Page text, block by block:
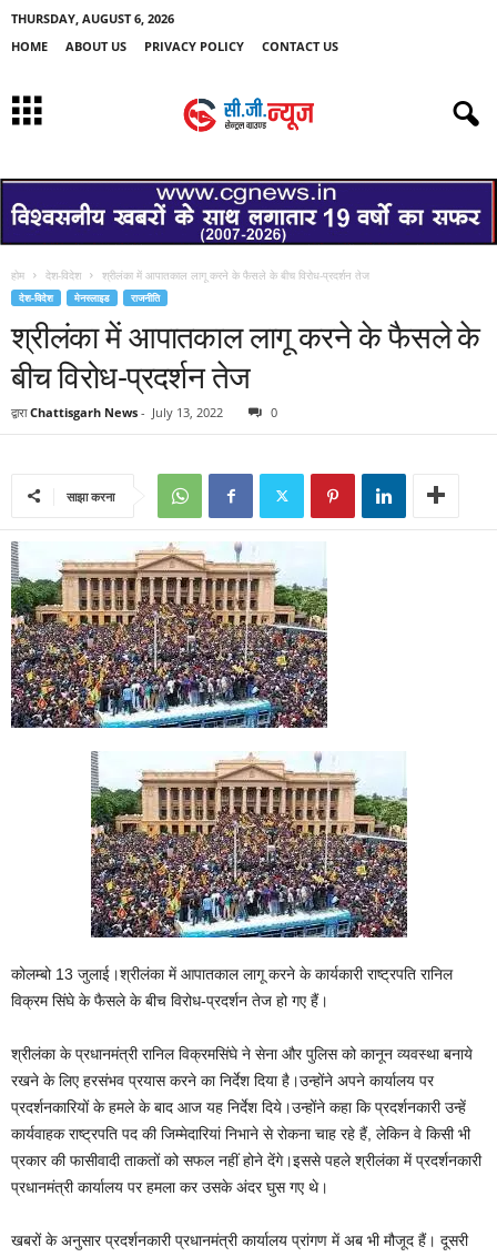
THURSDAY, AUGUST 6, 2026
HOME
ABOUT US PRIVACY POLICY CONTACT US
होम देश-विदेश श्रीलंका में आपातकाल लागू करने के फैसले के बीच विरोध-प्रदर्शन तेज
देश-विदेश मेनस्लाइड राजनीति
श्रीलंका में आपातकाल लागू करने के फैसले के
बीच विरोध-प्रदर्शन तेज
द्वारा Chattisgarh News - July 13, 2022 0
साझा करना
कोलम्बो 13 जुलाई।श्रीलंका में आपातकाल लागू करने के कार्यकारी राष्‍ट्रपति रानिल
विक्रम सिंघे के फैसले के बीच विरोध-प्रदर्शन तेज हो गए हैं।
श्रीलंका के प्रधानमंत्री रानिल विक्रमसिंघे ने सेना और पुलिस को कानून व्‍यवस्‍था बनाये
रखने के लिए हरसंभव प्रयास करने का निर्देश दिया है।उन्‍होंने अपने कार्यालय पर
प्रदर्शनकारियों के हमले के बाद आज यह निर्देश दिये।उन्‍होंने कहा कि प्रदर्शनकारी उन्‍हें
कार्यवाहक राष्‍ट्रपति पद की जिम्‍मेदारियां निभाने से रोकना चाह रहे हैं, लेकिन वे किसी भी
प्रकार की फासीवादी ताकतों को सफल नहीं होने देंगे।इससे पहले श्रीलंका में प्रदर्शनकारी
प्रधानमंत्री कार्यालय पर हमला कर उसके अंदर घुस गए थे।
खबरों के अनुसार प्रदर्शनकारी प्रधानमंत्री कार्यालय प्रांगण में अब भी मौजूद हैं। दूसरी